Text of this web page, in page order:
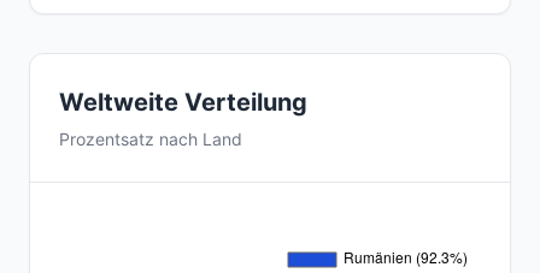
Weltweite Verteilung
Prozentsatz nach Land